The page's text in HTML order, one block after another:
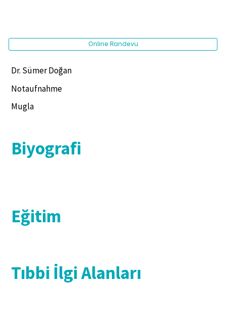
Dr. Sümer Doğan
Notaufnahme
Mugla
Biyografi
Eğitim
Tıbbi İlgi Alanları
Online Randevu